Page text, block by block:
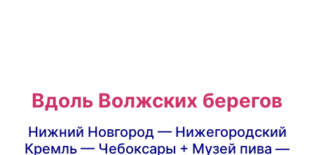
Вдоль Волжских берегов
Нижний Новгород — Нижегородский
Кремль — Чебоксары + Музей пива —